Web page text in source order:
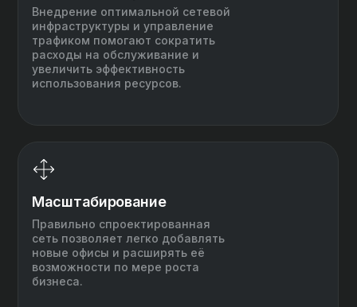
Масштабирование
Внедрение оптимальной сетевой
инфраструктуры и управление
трафиком помогают сократить
расходы на обслуживание и
увеличить эффективность
использования ресурсов.
Правильно спроектированная
сеть позволяет легко добавлять
новые офисы и расширять её
возможности по мере роста
бизнеса.